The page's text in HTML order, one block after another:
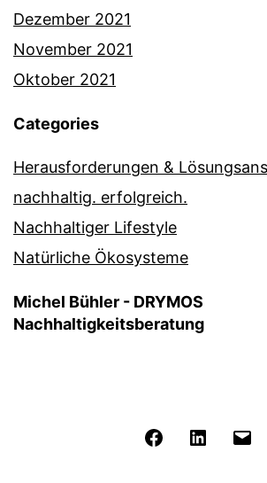
Dezember 2021
November 2021
Oktober 2021
Categories
Herausforderungen &
nachhaltig. erfolgreich.
Nachhaltiger Lifestyle
Natürliche Ökosysteme
Michel Bühler - DRYMOS
Nachhaltigkeitsberatung
FacebookLinkedIn